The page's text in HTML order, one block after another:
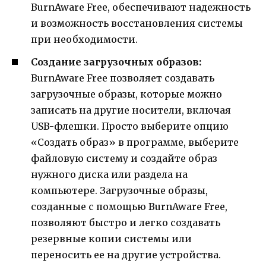
BurnAware Free, обеспечивают надежность
и возможность восстановления системы
при необходимости.
Создание загрузочных образов:
BurnAware Free позволяет создавать
загрузочные образы, которые можно
записать на другие носители, включая
USB-флешки. Просто выберите опцию
«Создать образ» в программе, выберите
файловую систему и создайте образ
нужного диска или раздела на
компьютере. Загрузочные образы,
созданные с помощью BurnAware Free,
позволяют быстро и легко создавать
резервные копии системы или
переносить ее на другие устройства.